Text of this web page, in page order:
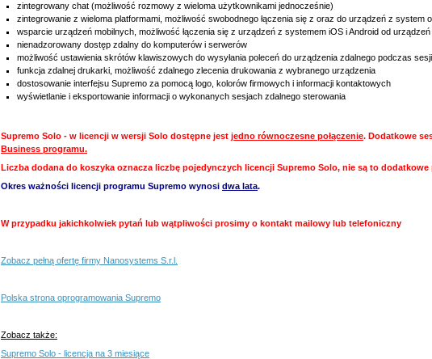
zintegrowany chat (możliwość rozmowy z wieloma użytkownikami jednocześnie)
zintegrowanie z wieloma platformami, możliwość swobodnego łączenia się z oraz do urządzeń z system
wsparcie urządzeń mobilnych, możliwość łączenia się z urządzeń z systemem iOS i Android od
nienadzorowany dostęp zdalny do komputerów i serwerów
możliwość ustawienia skrótów klawiszowych do wysyłania poleceń do urządzenia zdalnego podczas
funkcja zdalnej drukarki, możliwość zdalnego zlecenia drukowania z wybranego urządzenia
dostosowanie interfejsu Supremo za pomocą logo, kolorów firmowych i informacji kontaktowych
wyświetlanie i eksportowanie informacji o wykonanych sesjach zdalnego sterowania
Supremo Solo - w licencji w wersji Solo dostępne jest jedno równoczesne połączenie. Dodatkowe
Business programu.
Liczba dodana do koszyka oznacza liczbę pojedynczych licencji Supremo Solo, nie są to dodatkowe
Okres ważności licencji programu Supremo wynosi dwa lata.
W przypadku jakichkolwiek pytań lub wątpliwości prosimy o kontakt mailowy lub telefoniczny
Zobacz pełną ofertę firmy Nanosystems S.r.l.
Polska strona oprogramowania Supremo
Zobacz także:
Supremo Solo - licencja na 3 miesiące